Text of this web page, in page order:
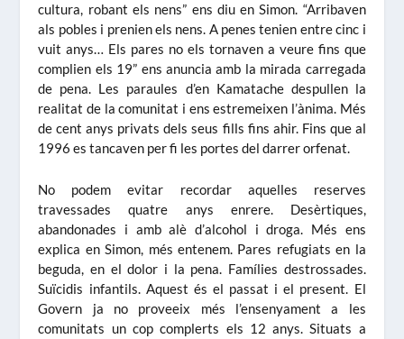
cultura, robant els nens” ens diu en Simon. “Arribaven
als pobles i prenien els nens. A penes tenien entre cinc i
vuit anys… Els pares no els tornaven a veure fins que
complien els 19” ens anuncia amb la mirada carregada
de pena. Les paraules d’en Kamatache despullen la
realitat de la comunitat i ens estremeixen l’ànima. Més
de cent anys privats dels seus fills fins ahir. Fins que al
1996 es tancaven per fi les portes del darrer orfenat.
No podem evitar recordar aquelles reserves
travessades quatre anys enrere. Desèrtiques,
abandonades i amb alè d’alcohol i droga. Més ens
explica en Simon, més entenem. Pares refugiats en la
beguda, en el dolor i la pena. Famílies destrossades.
Suïcidis infantils. Aquest és el passat i el present. El
Govern ja no proveeix més l’ensenyament a les
comunitats un cop complerts els 12 anys. Situats a